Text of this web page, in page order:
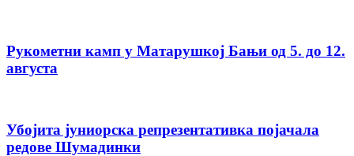
Рукометни камп у Матарушкој Бањи од 5. до 12.
августа
Убојита јуниорска репрезентативка појачала
редове Шумадинки